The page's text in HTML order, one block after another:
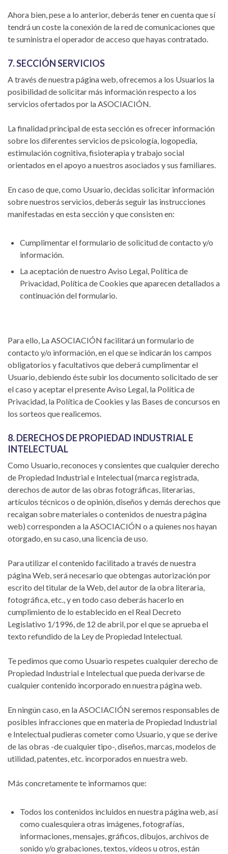
Ahora bien, pese a lo anterior, deberás tener en cuenta que sí
tendrá un coste la conexión de la red de comunicaciones que
te suministra el operador de acceso que hayas contratado.
7. SECCIÓN SERVICIOS
A través de nuestra página web, ofrecemos a los Usuarios la
posibilidad de solicitar más información respecto a los
servicios ofertados por la ASOCIACIÓN.
La finalidad principal de esta sección es ofrecer información
sobre los diferentes servicios de psicología, logopedia,
estimulación cognitiva, fisioterapia y trabajo social
orientados en el apoyo a nuestros asociados y sus familiares.
En caso de que, como Usuario, decidas solicitar información
sobre nuestros servicios, deberás seguir las instrucciones
manifestadas en esta sección y que consisten en:
Cumplimentar el formulario de solicitud de contacto y/o
información.
La aceptación de nuestro Aviso Legal, Política de
Privacidad, Política de Cookies que aparecen detallados a
continuación del formulario.
Para ello, La ASOCIACIÓN facilitará un formulario de
contacto y/o información, en el que se indicarán los campos
obligatorios y facultativos que deberá cumplimentar el
Usuario, debiendo éste subir los documento solicitado de ser
el caso y aceptar el presente Aviso Legal, la Política de
Privacidad, la Política de Cookies y las Bases de concursos en
los sorteos que realicemos.
8. DERECHOS DE PROPIEDAD INDUSTRIAL E
INTELECTUAL
Como Usuario, reconoces y consientes que cualquier derecho
de Propiedad Industrial e Intelectual (marca registrada,
derechos de autor de las obras fotográficas, literarias,
artículos técnicos o de opinión, diseños y demás derechos que
recaigan sobre materiales o contenidos de nuestra página
web) corresponden a la ASOCIACIÓN o a quienes nos hayan
otorgado, en su caso, una licencia de uso.
Para utilizar el contenido facilitado a través de nuestra
página Web, será necesario que obtengas autorización por
escrito del titular de la Web, del autor de la obra literaria,
fotográfica, etc., y en todo caso deberás hacerlo en
cumplimiento de lo establecido en el Real Decreto
Legislativo 1/1996, de 12 de abril, por el que se aprueba el
texto refundido de la Ley de Propiedad Intelectual.
Te pedimos que como Usuario respetes cualquier derecho de
Propiedad Industrial e Intelectual que pueda derivarse de
cualquier contenido incorporado en nuestra página web.
En ningún caso, en la ASOCIACIÓN seremos responsables de
posibles infracciones que en materia de Propiedad Industrial
e Intelectual pudieras cometer como Usuario, y que se derive
de las obras -de cualquier tipo-, diseños, marcas, modelos de
utilidad, patentes, etc. incorporados en nuestra web.
Más concretamente te informamos que:
Todos los contenidos incluidos en nuestra página web, así
como cualesquiera otras imágenes, fotografías,
informaciones, mensajes, gráficos, dibujos, archivos de
sonido y/o grabaciones, textos, vídeos u otros, están